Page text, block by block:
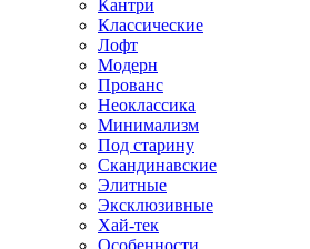
Кантри
Классические
Лофт
Модерн
Прованс
Неоклассика
Минимализм
Под старину
Скандинавские
Элитные
Эксклюзивные
Хай-тек
Особенности